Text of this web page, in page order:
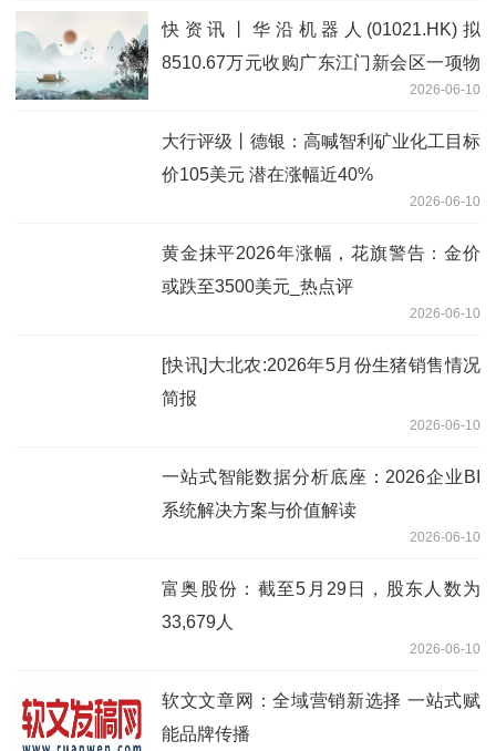
快资讯丨华沿机器人(01021.HK)拟
8510.67万元收购广东江门新会区一项物
2026-06-10
大行评级丨德银：高喊智利矿业化工目标
价105美元 潜在涨幅近40%
2026-06-10
黄金抹平2026年涨幅，花旗警告：金价
或跌至3500美元_热点评
2026-06-10
[快讯]大北农:2026年5月份生猪销售情况
简报
2026-06-10
一站式智能数据分析底座：2026企业BI
系统解决方案与价值解读
2026-06-10
富奥股份：截至5月29日，股东人数为
33,679人
2026-06-10
软文文章网：全域营销新选择 一站式赋
能品牌传播